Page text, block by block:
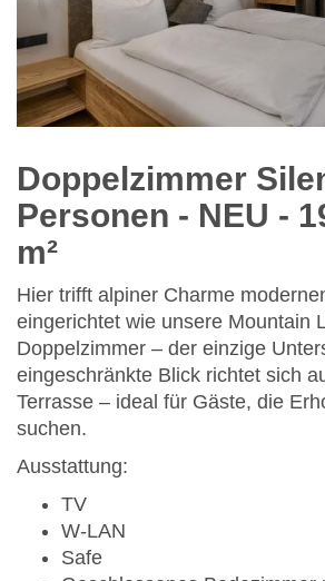
Doppelzimmer
Personen - NEU -
m²
Hier trifft alpiner Charme
eingerichtet wie unsere Mountain
Doppelzimmer – der einzige
eingeschränkte Blick richtet sich
Terrasse – ideal für Gäste, die
suchen.
Ausstattung:
TV
W-LAN
Safe